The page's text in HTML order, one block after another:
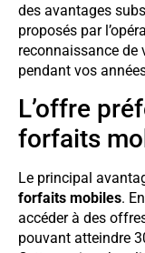
des avantages
proposés par
reconnaissance de
pendant vos
L’offre
forfaits
Le principal
forfaits mobiles.
accéder à des
pouvant atteindre